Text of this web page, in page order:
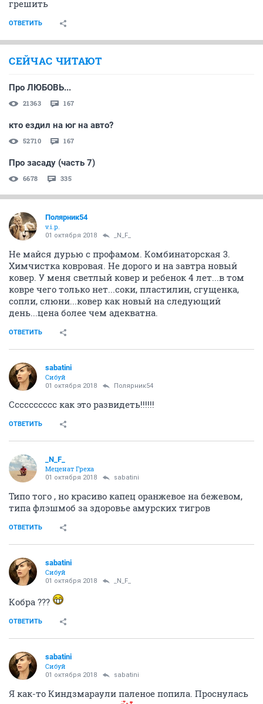
грешить
ОТВЕТИТЬ
СЕЙЧАС ЧИТАЮТ
Про ЛЮБОВЬ...
21363 167
кто ездил на юг на авто?
52710 167
Про засаду (часть 7)
6678 335
Полярник54
v.i.p.
01 октября 2018 _N_F_
Не майся дурью с профамом. Комбинаторская 3.
Химчистка ковровая. Не дорого и на завтра новый
ковер. У меня светлый ковер и ребенок 4 лет...в том
ковре чего только нет...соки, пластилин, сгущенка,
сопли, слюни...ковер как новый на следующий
день...цена более чем адекватна.
ОТВЕТИТЬ
sabatini
Сибуй
01 октября 2018 Полярник54
Сссссссссс как это развидеть!!!!!!
ОТВЕТИТЬ
_N_F_
Меценат Греха
01 октября 2018 sabatini
Типо того , но красиво капец оранжевое на бежевом,
типа флэшмоб за здоровье амурских тигров
ОТВЕТИТЬ
sabatini
Сибуй
01 октября 2018 _N_F_
Кобра ???
ОТВЕТИТЬ
sabatini
Сибуй
01 октября 2018 sabatini
Я как-то Киндзмараули паленое попила. Проснулась